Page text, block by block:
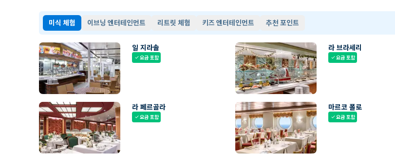
미식 체험 이브닝 엔터테인먼트 리트릿 체험 키즈 엔터테인먼트 추천 포인트
일 지라솔
check요금 포함
라 브라세리
check요금 포함
라 페르골라
check요금 포함
마르코 폴로
check요금 포함